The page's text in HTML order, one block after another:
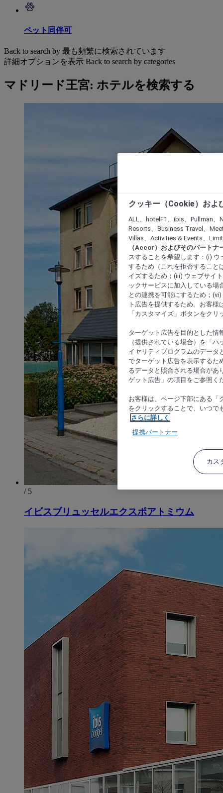
ペット同伴可
Back to search by 最も頻繁に検索されています
詳細オプションを表示 Back to search by categories
マドリード王宮: ホテルを検索する
/ 5
イビスブリュッセルエクスポアトミウム
クッキー（Cookie）およ
ALL、hotelF1、ibis、Pullman
Resorts、Business Travel、
Villas、Activities & Events、
（Accor）およびそのパートナ
スすることを希望します：(i)
するため（これを拒否すること
イズするため；(iii) ウェブサイ
ックサービスに加入している場
との連携を可能にするため；
ト広告を提供するため。お客
「カスタマイズ」ボタンをク
ターゲット広告を目的とした情
（提供されている場合）を「
イヤリティプログラムのデータ
でターゲット広告を表示するた
るデータと照合される場合があ
ゲット広告」の項目をご参照く
お客様は、ページ下部にある「
をクリックすることで、いつで
さらに詳しく
提携パートナー
カス